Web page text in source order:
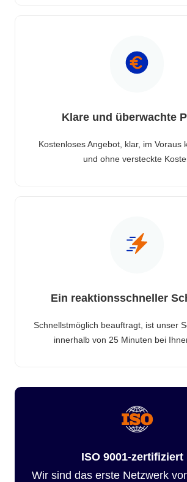
Klare und überwachte
Kostenloses Angebot, klar, im Voraus
und ohne versteckte
Ein reaktionsschneller
Schnellstmöglich beauftragt, ist unser
innerhalb von 25 Minuten bei
ISO 9001-zertifiziert
Wir sind das erste Netzwerk